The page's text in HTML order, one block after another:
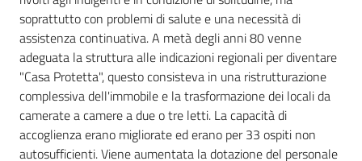
soprattutto con problemi di salute e una necessità di
assistenza continuativa. A metà degli anni 80 venne
adeguata la struttura alle indicazioni regionali per diventare
"Casa Protetta", questo consisteva in una ristrutturazione
complessiva dell'immobile e la trasformazione dei locali da
camerate a camere a due o tre letti. La capacità di
accoglienza erano migliorate ed erano per 33 ospiti non
autosufficienti. Viene aumentata la dotazione del personale